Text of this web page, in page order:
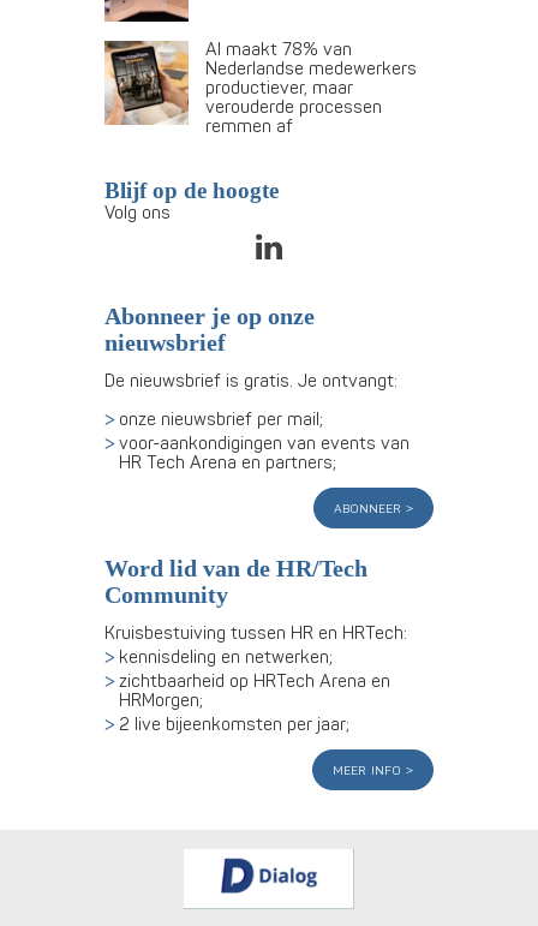
AI maakt 78% van
Nederlandse medewerkers
productiever, maar
verouderde processen
remmen af
Blijf op de hoogte
Volg ons
Abonneer je op onze
nieuwsbrief
De nieuwsbrief is gratis. Je ontvangt:
onze nieuwsbrief per mail;
voor-aankondigingen van events van
HR Tech Arena en partners;
abonneer
Word lid van de HR/Tech
Community
Kruisbestuiving tussen HR en HRTech:
kennisdeling en netwerken;
zichtbaarheid op HRTech Arena en
HRMorgen;
2 live bijeenkomsten per jaar;
meer info